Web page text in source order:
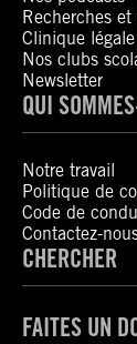
Recherches et
Clinique légale
Nos clubs
Newsletter
QUI
Notre travail
Politique de
Code de
Contactez-
CHERCHER
FAITES UN